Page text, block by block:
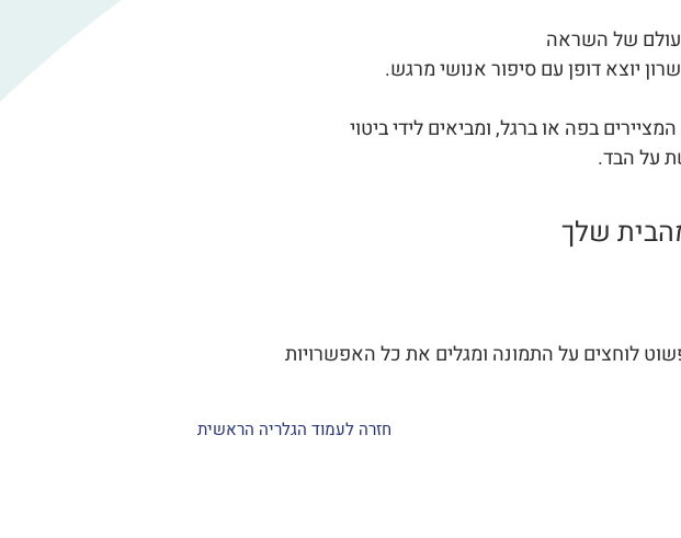
של השראה
יוצא דופן עם סיפור אנושי מרגש.
בפה או ברגל, ומביאים לידי ביטוי
על הבד.
שלך
לוחצים על התמונה ומגלים את כל האפשרויות
חזרה לעמוד הגלריה הראשית